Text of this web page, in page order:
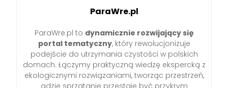
ParaWre.pl
ParaWre.pl to dynamicznie rozwijający się
portal tematyczny, który rewolucjonizuje
podejście do utrzymania czystości w polskich
domach. Łączymy praktyczną wiedzę ekspercką z
ekologicznymi rozwiązaniami, tworząc przestrzeń,
gdzie sprzątanie przestaje być przykrym